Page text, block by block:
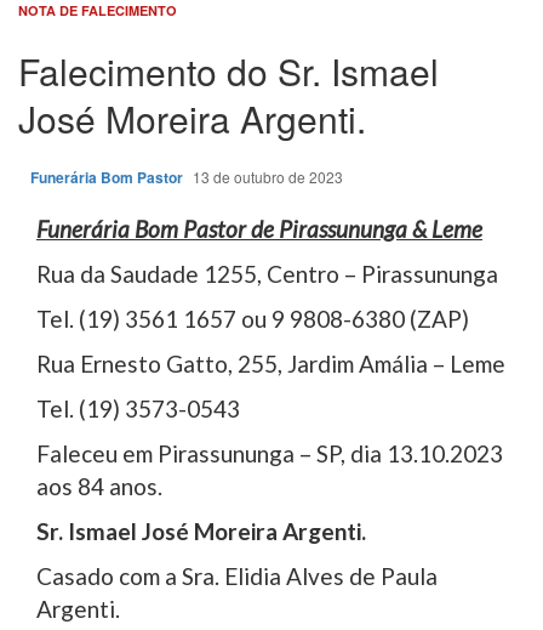
NOTA DE FALECIMENTO
Falecimento do Sr. Ismael
José Moreira Argenti.
Funerária Bom Pastor 13 de outubro de 2023
Funerária Bom Pastor de Pirassununga & Leme
Rua da Saudade 1255, Centro – Pirassununga
Tel. (19) 3561 1657 ou 9 9808-6380 (ZAP)
Rua Ernesto Gatto, 255, Jardim Amália – Leme
Tel. (19) 3573-0543
Faleceu em Pirassununga – SP, dia 13.10.2023
aos 84 anos.
Sr. Ismael José Moreira Argenti.
Casado com a Sra. Elidia Alves de Paula
Argenti.